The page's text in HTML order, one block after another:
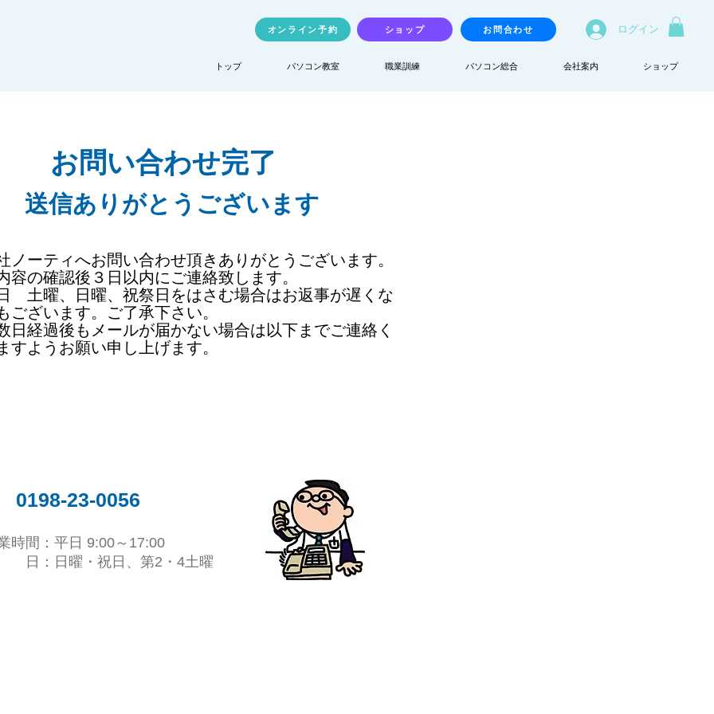
オンライン予約 ショップ お問合わせ ログイン
トップ パソコン教室 職業訓練 パソコン総合 会社案内 ショップ
​お問い合わせ完了
​送信ありがとうございます
ノーティへお問い合わせ頂きありがとうございます。
容の確認後３日以内にご連絡致します。
土曜、日曜、祝祭日をはさむ場合はお返事が遅くな
ございます。ご了承下さい。
日経過後もメールが届かない場合は以下までご連絡く
すようお願い申し上げます。
0198-23-0056
時間：平日 9:00～17:00
日：日曜・祝日、第2・4土曜